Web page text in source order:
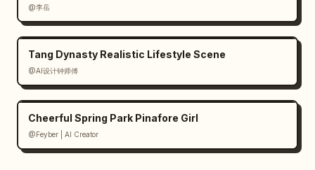
@李岳
Tang Dynasty Realistic Lifestyle Scene
@AI设计钟师傅
Cheerful Spring Park Pinafore Girl
@Feyber | AI Creator